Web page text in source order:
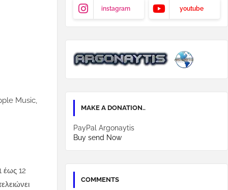
Music,
έως 12
instagram youtube
MAKE A DONATION..
PayPal Argonaytis
Buy send Now
COMMENTS